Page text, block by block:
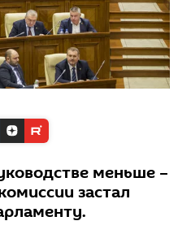
меньше –
застал